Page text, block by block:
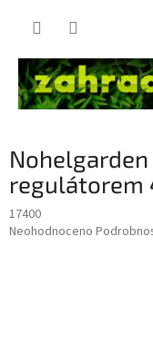
regulátorem
17400
Průměrné
Neohodnoceno